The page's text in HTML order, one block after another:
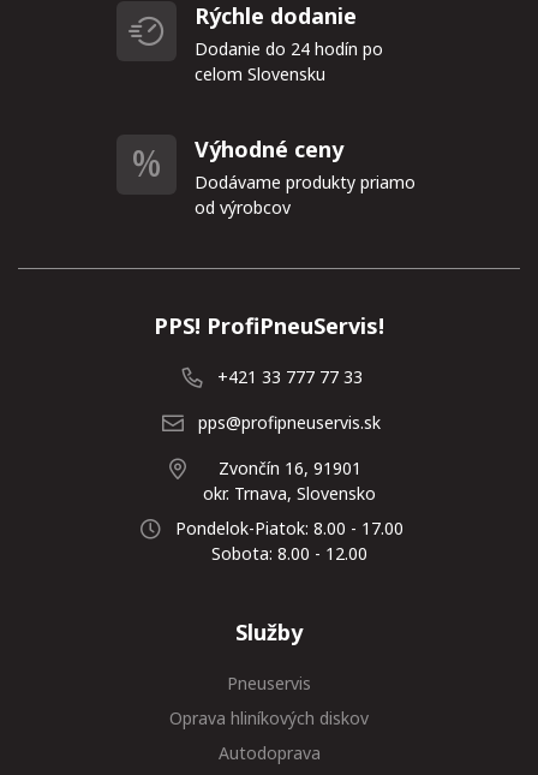
Rýchle dodanie
Dodanie do 24 hodín po
celom Slovensku
Výhodné ceny
Dodávame produkty priamo
od výrobcov
PPS! ProfiPneuServis!
+421 33 777 77 33
pps@profipneuservis.sk
Zvončín 16, 91901
okr. Trnava, Slovensko
Pondelok-Piatok: 8.00 - 17.00
Sobota: 8.00 - 12.00
Služby
Pneuservis
Oprava hliníkových diskov
Autodoprava